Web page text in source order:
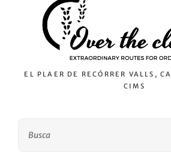
EL PLAER DE RECÓRRER VALLS,
CIMS